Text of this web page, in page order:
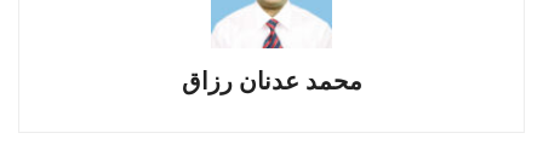
محمد عدنان رزاق